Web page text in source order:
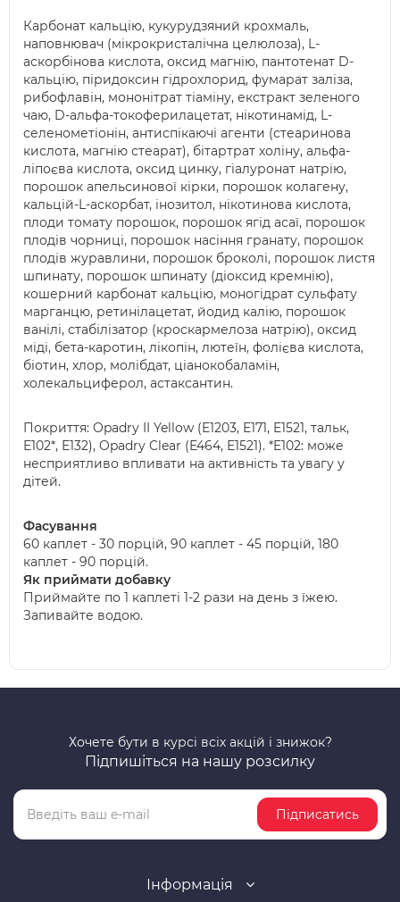
Карбонат кальцію, кукурудзяний крохмаль,
наповнювач (мікрокристалічна целюлоза), L-
аскорбінова кислота, оксид магнію, пантотенат D-
кальцію, піридоксин гідрохлорид, фумарат заліза,
рибофлавін, мононітрат тіаміну, екстракт зеленого
чаю, D-альфа-токоферилацетат, нікотинамід, L-
селенометіонін, антиспікаючі агенти (стеаринова
кислота, магнію стеарат), бітартрат холіну, альфа-
ліпоєва кислота, оксид цинку, гіалуронат натрію,
порошок апельсинової кірки, порошок колагену,
кальцій-L-аскорбат, інозитол, нікотинова кислота,
плоди томату порошок, порошок ягід асаї, порошок
плодів чорниці, порошок насіння гранату, порошок
плодів журавлини, порошок броколі, порошок листя
шпинату, порошок шпинату (діоксид кремнію),
кошерний карбонат кальцію, моногідрат сульфату
марганцю, ретинілацетат, йодид калію, порошок
ванілі, стабілізатор (кроскармелоза натрію), оксид
міді, бета-каротин, лікопін, лютеїн, фолієва кислота,
біотин, хлор, молібдат, ціанокобаламін,
холекальциферол, астаксантин.
Покриття: Opadry II Yellow (E1203, E171, E1521, тальк,
E102*, E132), Opadry Clear (E464, E1521). *E102: може
несприятливо впливати на активність та увагу у
дітей.
Фасування
60 каплет - 30 порцій, 90 каплет - 45 порцій, 180
каплет - 90 порцій.
Як приймати добавку
Приймайте по 1 каплеті 1-2 рази на день з їжею.
Запивайте водою.
Хочете бути в курсі всіх акцій і знижок?
Підпишіться на нашу розсилку
Підписатись
Інформація